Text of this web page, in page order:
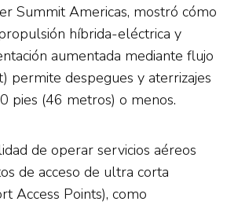
Summit Americas, mostró cómo
híbrida-eléctrica y
aumentada mediante flujo
permite despegues y aterrizajes
pies (46 metros) o menos.
de operar servicios aéreos
de acceso de ultra corta
Access Points), como